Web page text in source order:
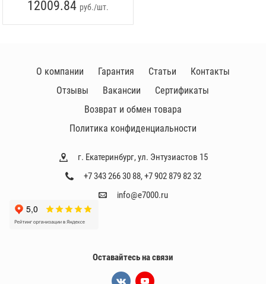
12009.84 руб./шт.
г. Екатеринбург, ул. Энтузиастов 15
+7 343 266 30 88,+7 902 879 82 32
info@e7000.ru
О компании Гарантия Статьи
Контакты
Отзывы
Вакансии
Сертификаты
Возврат и обмен товара
Политика конфиденциальности
Оставайтесь на связи